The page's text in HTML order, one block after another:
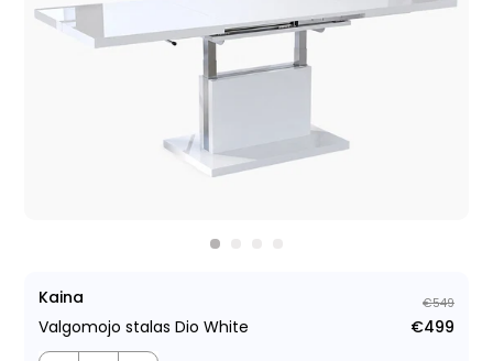
Kaina
Valgomojo stalas Dio White
€549
€499